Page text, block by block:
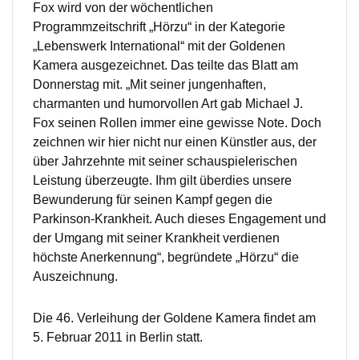
Fox wird von der wöchentlichen
Programmzeitschrift „Hörzu“ in der Kategorie
„Lebenswerk International“ mit der Goldenen
Kamera ausgezeichnet. Das teilte das Blatt am
Donnerstag mit. „Mit seiner jungenhaften,
charmanten und humorvollen Art gab Michael J.
Fox seinen Rollen immer eine gewisse Note. Doch
zeichnen wir hier nicht nur einen Künstler aus, der
über Jahrzehnte mit seiner schauspielerischen
Leistung überzeugte. Ihm gilt überdies unsere
Bewunderung für seinen Kampf gegen die
Parkinson-Krankheit. Auch dieses Engagement und
der Umgang mit seiner Krankheit verdienen
höchste Anerkennung“, begründete „Hörzu“ die
Auszeichnung.
Die 46. Verleihung der Goldene Kamera findet am
5. Februar 2011 in Berlin statt.